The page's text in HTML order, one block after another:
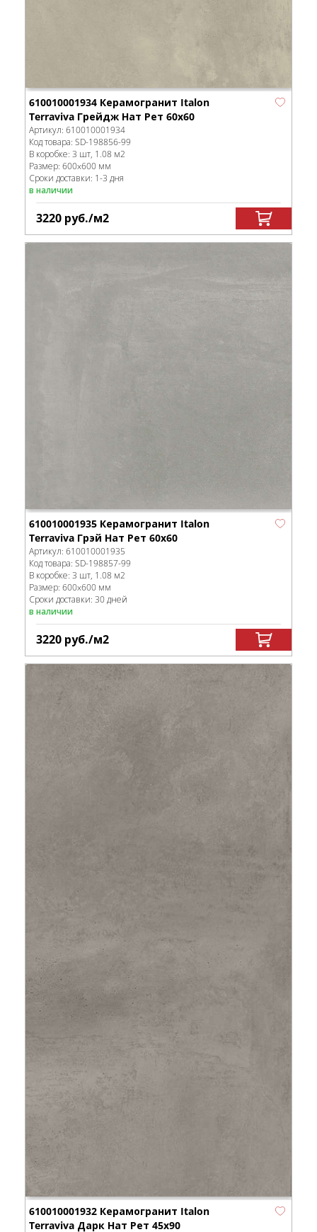
610010001934 Керамогранит Italon
Terraviva Грейдж Нат Рет 60x60
Артикул: 610010001934
Код товара: SD-198856-99
В коробке: 3 шт, 1.08 м2
Размер: 600x600 мм
Сроки доставки: 1-3 дня
в наличии
3220 руб./м2
610010001935 Керамогранит Italon
Terraviva Грэй Нат Рет 60x60
Артикул: 610010001935
Код товара: SD-198857-99
В коробке: 3 шт, 1.08 м2
Размер: 600x600 мм
Сроки доставки: 30 дней
в наличии
3220 руб./м2
610010001932 Керамогранит Italon
Terraviva Дарк Нат Рет 45x90